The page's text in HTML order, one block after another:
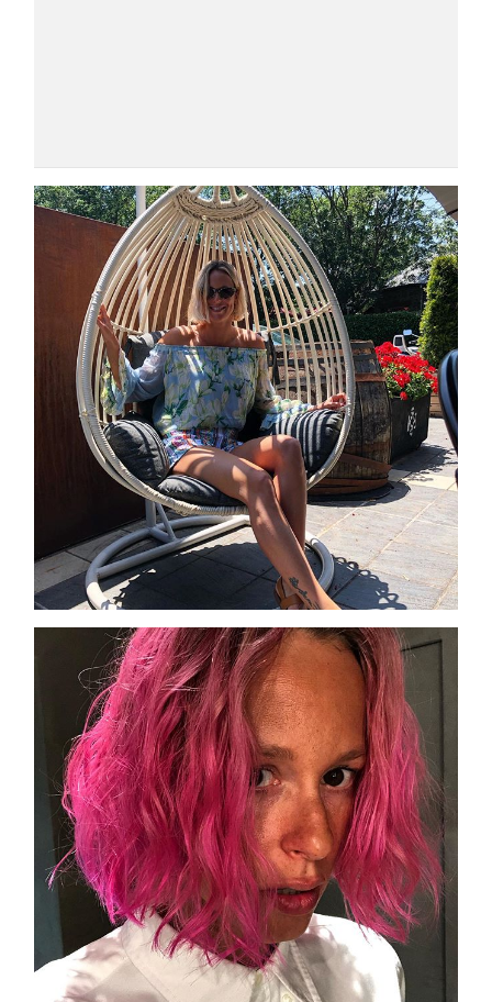
COSMOPROF WORLDWIDE BOLOGNA
Cosmprof Worldwide Bologna
presenta THE BEAUTY &
WELLNESS CONGRESS 2022: I
TEMI
DYSON
Dyson presenta la nuova collezione
pervinca e rosé per Natale
COTRIL
Continua la carrellata di look firmati
Cotril alla Festa del Cinema di Roma
TONI&GUY
A Natale regala una doppia
TONI&GUY “Feel Good Experience”!
TONI&GUY
LABEL.M lancia la sua innovativa ed
eco-sostenibile linea di prodotti
professionali